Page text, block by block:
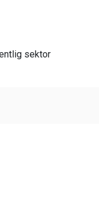
sektor